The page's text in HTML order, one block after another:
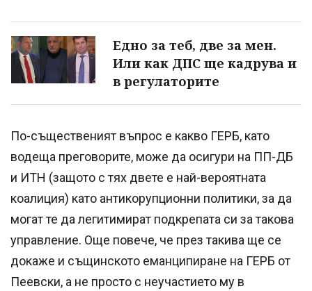
Едно за теб, две за мен.
Или как ДПС ще кадрува и
в регулаторите
По-същественият въпрос е какво ГЕРБ, като
водеща преговорите, може да осигури на ПП-ДБ
и ИТН (защото с тях двете е най-вероятната
коалиция) като антикорупционни политики, за да
могат те да легитимират подкрепата си за такова
управление. Още повече, че през такива ще се
докаже и същинското еманципиране на ГЕРБ от
Пеевски, а не просто с неучастието му в